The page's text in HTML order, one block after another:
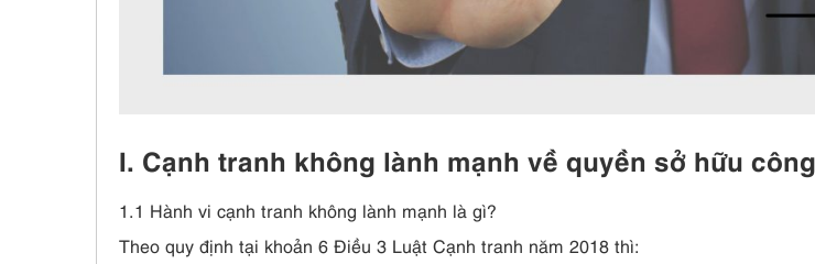
I. Cạnh tranh không lành mạnh về quyền sở hữu
1.1 Hành vi cạnh tranh không lành mạnh là gì?
Theo quy định tại khoản 6 Điều 3 Luật Cạnh tranh năm 2018 thì: